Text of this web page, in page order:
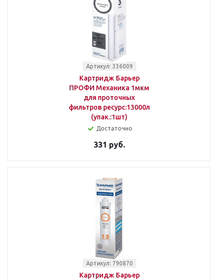
Артикул: 336009
Картридж Барьер
ПРОФИ Механика 1мкм
для проточных
фильтров ресурс:13000л
(упак.:1шт)
Достаточно
331 руб.
Артикул: 790870
Картридж Барьер